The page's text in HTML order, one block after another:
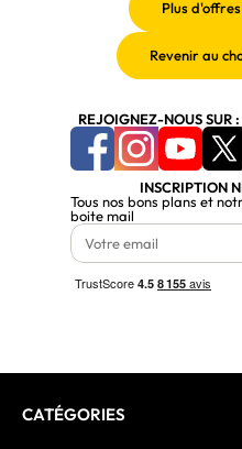
REJOIGNEZ-NOUS SUR :
INSCRIPTION
Tous nos bons plans et
boite mail
CATÉGORIES